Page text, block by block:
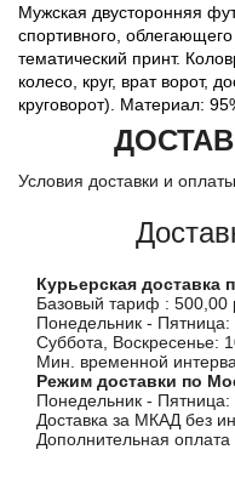
Мужская двусторонняя
спортивного,
тематический принт.
колесо, круг, врат ворот,
круговорот). Материал:
Условия доставки и
Курьерская
Базовый тариф : 500,00
Понедельник -
Суббота, Воскресенье:
Мин. временной
Режим доставки по
Понедельник -
Доставка за МКАД без
Дополнительная